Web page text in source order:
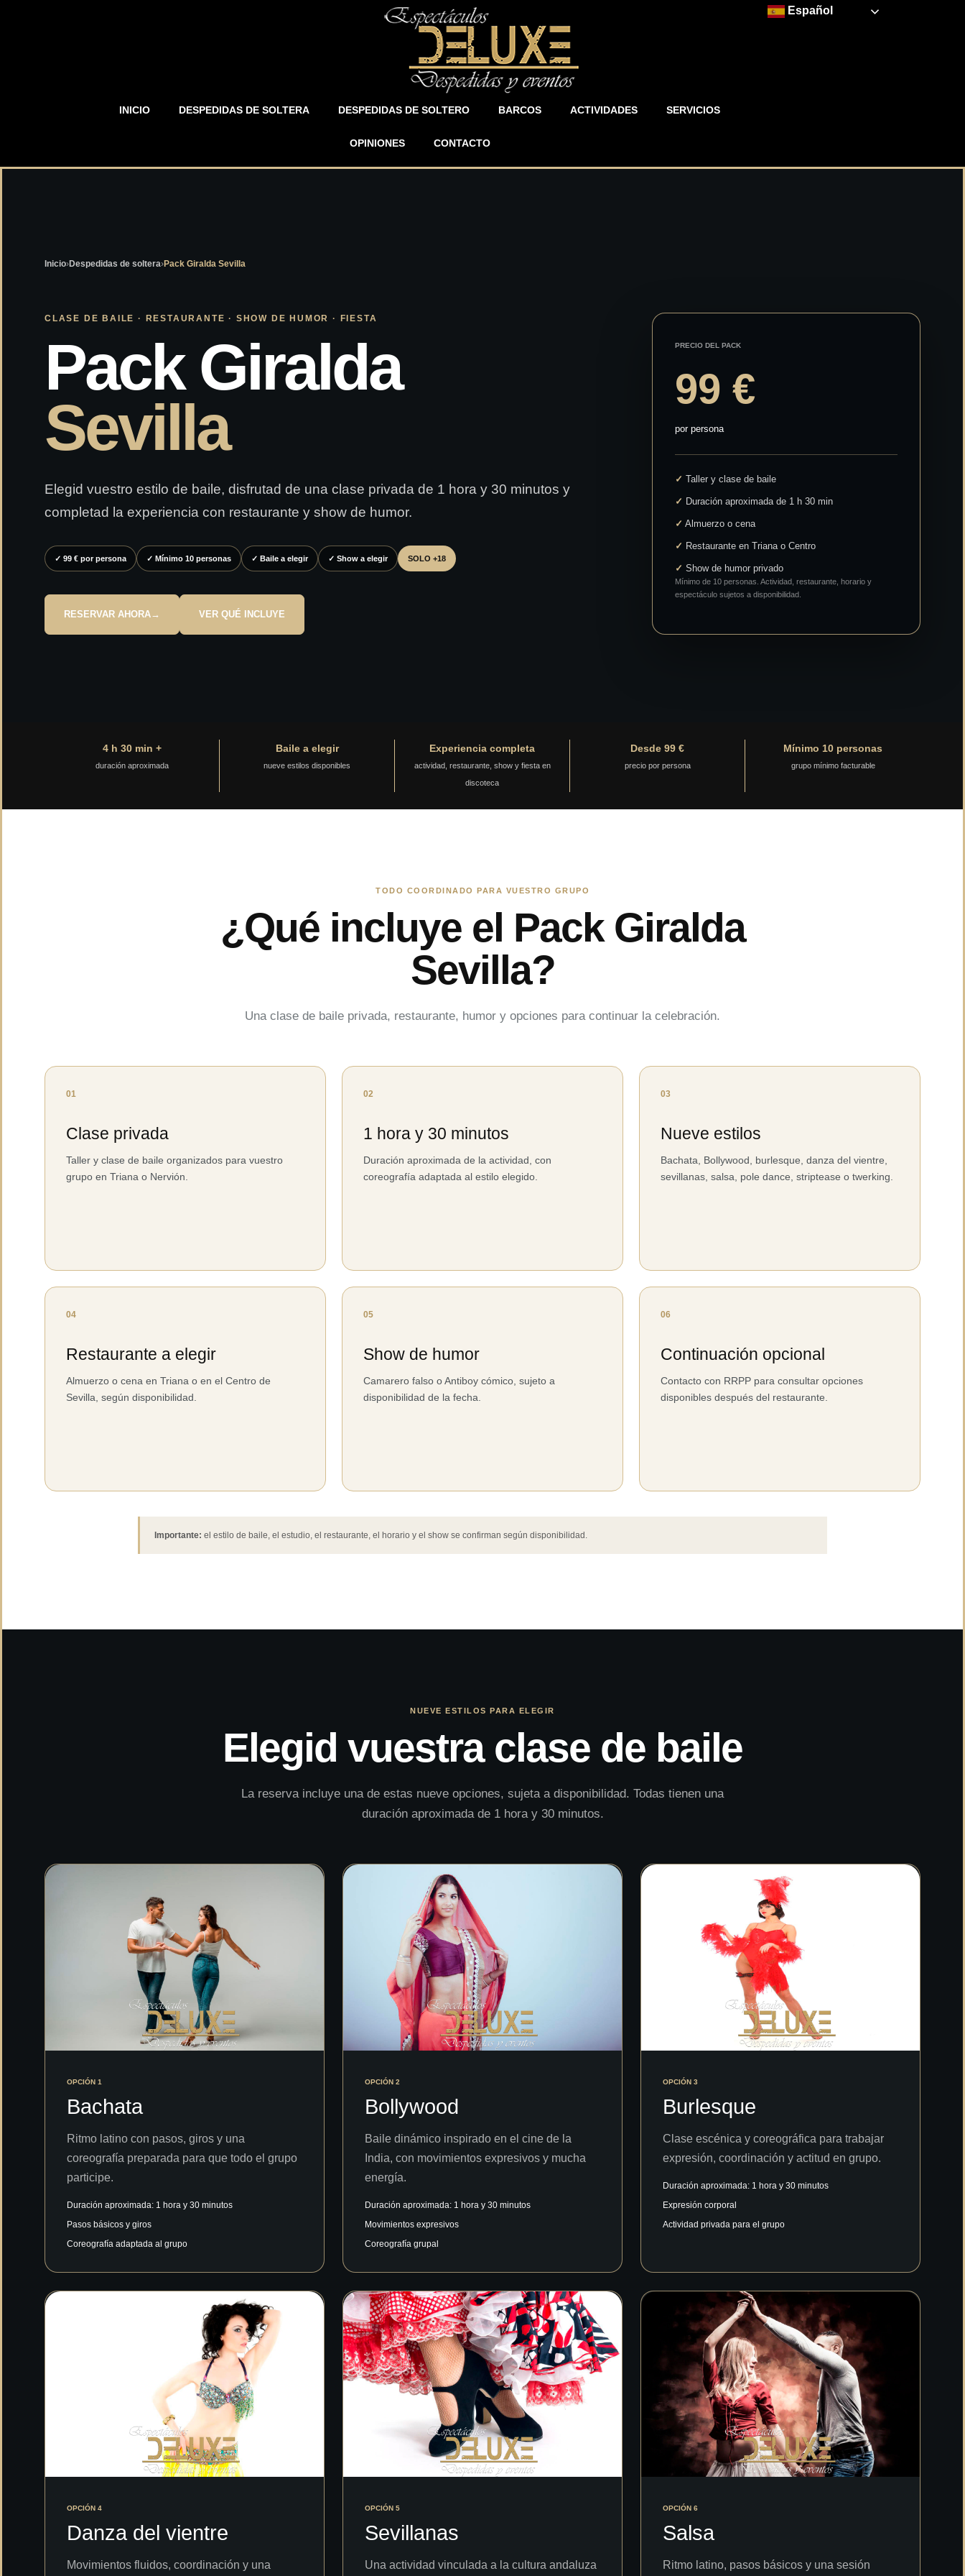
INICIO DESPEDIDAS DE SOLTERA DESPEDIDAS DE SOLTERO BARCOS ACTIVIDADES ​SERVICIOS
OPINIONES CONTACTO
Inicio›Despedidas de soltera›Pack Giralda Sevilla
CLASE DE BAILE · RESTAURANTE · SHOW DE HUMOR · FIESTA
Pack Giralda
Sevilla
Elegid vuestro estilo de baile, disfrutad de una clase privada de 1 hora y 30 minutos y
completad la experiencia con restaurante y show de humor.
✓ 99 € por persona ✓ Mínimo 10 personas ✓ Baile a elegir ✓ Show a elegir SOLO +18
RESERVAR AHORA→ VER QUÉ INCLUYE
PRECIO DEL PACK
99 €
por persona
✓ Taller y clase de baile
✓ Duración aproximada de 1 h 30 min
✓ Almuerzo o cena
✓ Restaurante en Triana o Centro
✓ Show de humor privado
Mínimo de 10 personas. Actividad, restaurante, horario y
espectáculo sujetos a disponibilidad.
4 h 30 min +
duración aproximada
Baile a elegir
nueve estilos disponibles
Experiencia completa
actividad, restaurante, show y fiesta en
discoteca
Desde 99 €
precio por persona
Mínimo 10 personas
grupo mínimo facturable
TODO COORDINADO PARA VUESTRO GRUPO
¿Qué incluye el Pack Giralda
Sevilla?
Una clase de baile privada, restaurante, humor y opciones para continuar la celebración.
01
Clase privada
Taller y clase de baile organizados para vuestro
grupo en Triana o Nervión.
02
1 hora y 30 minutos
Duración aproximada de la actividad, con
coreografía adaptada al estilo elegido.
03
Nueve estilos
Bachata, Bollywood, burlesque, danza del vientre,
sevillanas, salsa, pole dance, striptease o twerking.
04
Restaurante a elegir
Almuerzo o cena en Triana o en el Centro de
Sevilla, según disponibilidad.
05
Show de humor
Camarero falso o Antiboy cómico, sujeto a
disponibilidad de la fecha.
06
Continuación opcional
Contacto con RRPP para consultar opciones
disponibles después del restaurante.
Importante: el estilo de baile, el estudio, el restaurante, el horario y el show se confirman según disponibilidad.
NUEVE ESTILOS PARA ELEGIR
Elegid vuestra clase de baile
La reserva incluye una de estas nueve opciones, sujeta a disponibilidad. Todas tienen una
duración aproximada de 1 hora y 30 minutos.
OPCIÓN 1
Bachata
Ritmo latino con pasos, giros y una
coreografía preparada para que todo el grupo
participe.
Duración aproximada: 1 hora y 30 minutos
Pasos básicos y giros
Coreografía adaptada al grupo
OPCIÓN 2
Bollywood
Baile dinámico inspirado en el cine de la
India, con movimientos expresivos y mucha
energía.
Duración aproximada: 1 hora y 30 minutos
Movimientos expresivos
Coreografía grupal
OPCIÓN 3
Burlesque
Clase escénica y coreográfica para trabajar
expresión, coordinación y actitud en grupo.
Duración aproximada: 1 hora y 30 minutos
Expresión corporal
Actividad privada para el grupo
OPCIÓN 4
Danza del vientre
Movimientos fluidos, coordinación y una
OPCIÓN 5
Sevillanas
Una actividad vinculada a la cultura andaluza
OPCIÓN 6
Salsa
Ritmo latino, pasos básicos y una sesión
Español